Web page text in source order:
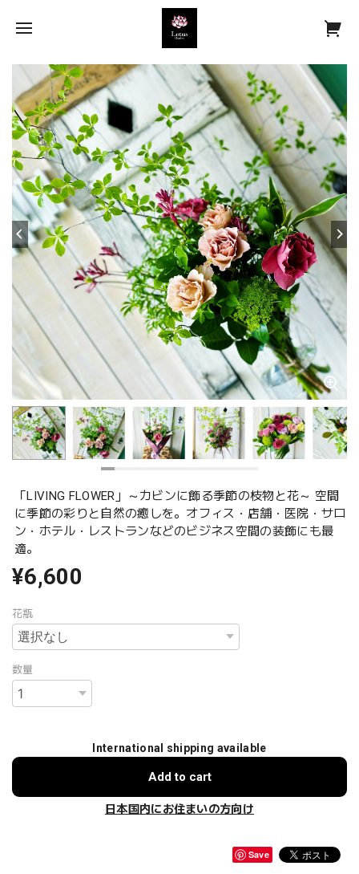
「LIVING FLOWER」～カビンに飾る季節の枝物と花～ 空間
に季節の彩りと自然の癒しを。オフィス・店舗・医院・サロ
ン・ホテル・レストランなどのビジネス空間の装飾にも最
適。
¥6,600
花瓶
数量
International shipping available
Add to cart
日本国内にお住まいの方向け
Save